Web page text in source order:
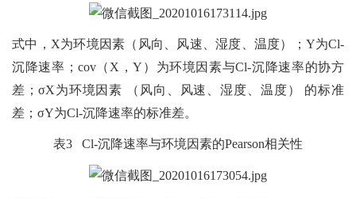
式中，X为环境因素（风向、风速、湿度、温度）；Y为Cl-
沉降速率；cov（X，Y）为环境因素与Cl-沉降速率的协方
差；σX为环境因素 （风向、风速、湿度、温度） 的标准
差；σY为Cl-沉降速率的标准差。
表3 Cl-沉降速率与环境因素的Pearson相关性